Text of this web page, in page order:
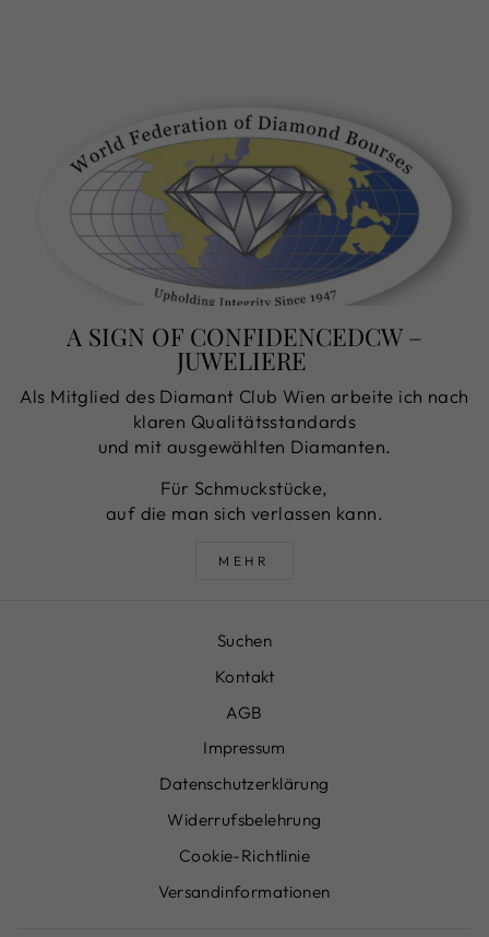
A SIGN OF CONFIDENCEDCW –
JUWELIERE
Als Mitglied des Diamant Club Wien arbeite ich nach
klaren Qualitätsstandards
und mit ausgewählten Diamanten.
Für Schmuckstücke,
auf die man sich verlassen kann.
MEHR
Suchen
Kontakt
AGB
Impressum
Datenschutzerklärung
Widerrufsbelehrung
Cookie-Richtlinie
Versandinformationen